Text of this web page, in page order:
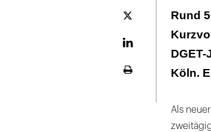
Plattform
Rund
Köln.
Als